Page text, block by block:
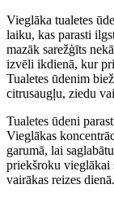
Vieglāka tualetes
laiku, kas parasti
mazāk sarežģīts
izvēli ikdienā, kur
Tualetes ūdenim
citrusaugļu, ziedu
Tualetes ūdeni
Vieglākas
garumā, lai
priekšroku vieglākai
vairākas reizes dienā.